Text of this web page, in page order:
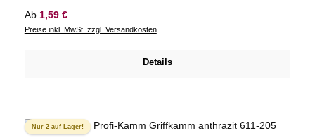
Regulärer Preis:
Ab 1,59 €
Preise inkl. MwSt. zzgl. Versandkosten
Details
Nur 2 auf Lager!